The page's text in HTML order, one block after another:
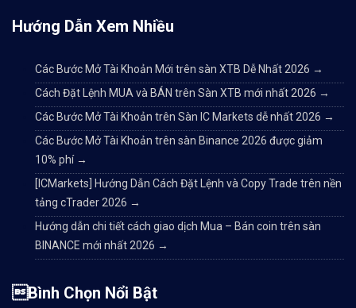
Hướng Dẫn Xem Nhiều
Các Bước Mở Tài Khoản Mới trên sàn XTB Dễ Nhất 2026 →
Cách Đặt Lệnh MUA và BÁN trên Sàn XTB mới nhất 2026 →
Các Bước Mở Tài Khoản trên Sàn IC Markets dễ nhất 2026 →
Các Bước Mở Tài Khoản trên sàn Binance 2026 được giảm
10% phí →
[ICMarkets] Hướng Dẫn Cách Đặt Lệnh và Copy Trade trên nền
tảng cTrader 2026 →
Hướng dẫn chi tiết cách giao dịch Mua – Bán coin trên sàn
BINANCE mới nhất 2026 →
Bình Chọn Nổi Bật